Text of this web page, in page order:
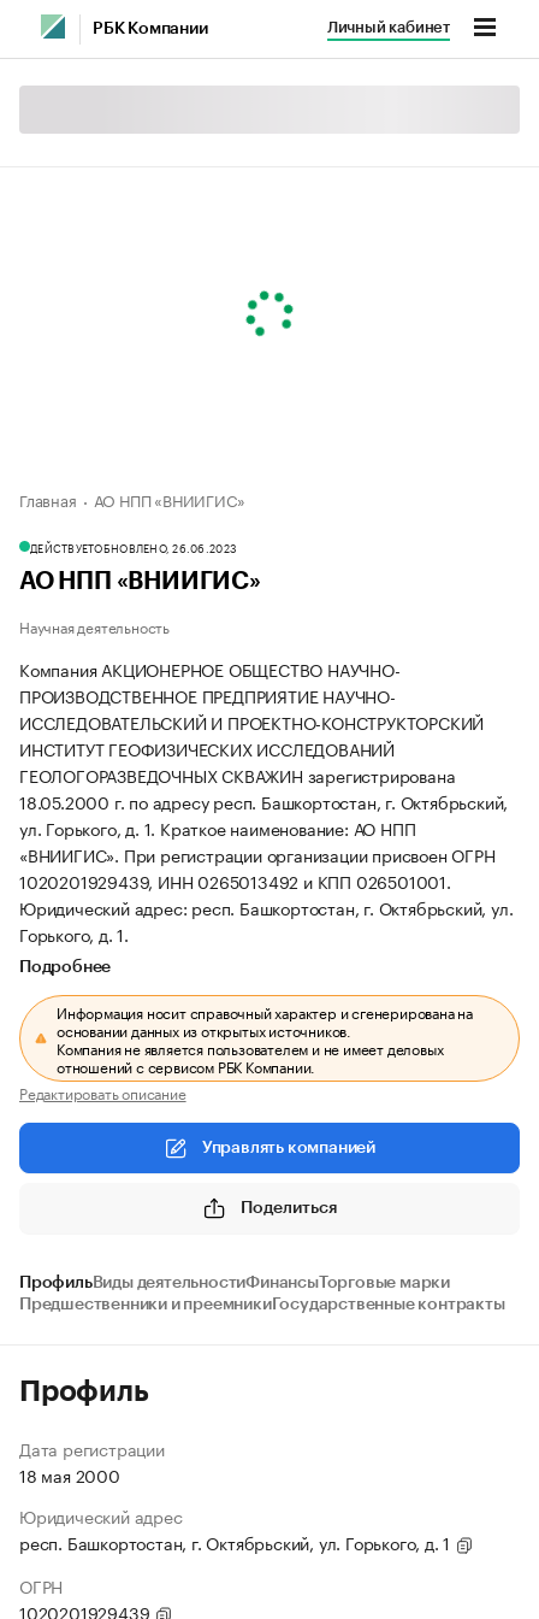
РБК Компании Личный кабинет
Главная АО НПП «ВНИИГИС»
ДЕЙСТВУЕТОБНОВЛЕНО, 26.06.2023
АО НПП «ВНИИГИС»
Научная деятельность
Компания АКЦИОНЕРНОЕ ОБЩЕСТВО НАУЧНО-
ПРОИЗВОДСТВЕННОЕ ПРЕДПРИЯТИЕ НАУЧНО-
ИССЛЕДОВАТЕЛЬСКИЙ И ПРОЕКТНО-КОНСТРУКТОРСКИЙ
ИНСТИТУТ ГЕОФИЗИЧЕСКИХ ИССЛЕДОВАНИЙ
ГЕОЛОГОРАЗВЕДОЧНЫХ СКВАЖИН зарегистрирована
18.05.2000 г. по адресу респ. Башкортостан, г. Октябрьский,
ул. Горького, д. 1. Краткое наименование: АО НПП
«ВНИИГИС». При регистрации организации присвоен ОГРН
1020201929439, ИНН 0265013492 и КПП 026501001.
Юридический адрес: респ. Башкортостан, г. Октябрьский, ул.
Горького, д. 1.
Подробнее
Информация носит справочный характер и сгенерирована на
основании данных из открытых источников.
Компания не является пользователем и не имеет деловых
отношений с сервисом РБК Компании.
Редактировать описание
Управлять компанией
Поделиться
ПрофильВиды деятельностиФинансыТорговые марки
Предшественники и преемникиГосударственные контракты
Профиль
Дата регистрации
18 мая 2000
Юридический адрес
респ. Башкортостан, г. Октябрьский, ул. Горького, д. 1
ОГРН
1020201929439